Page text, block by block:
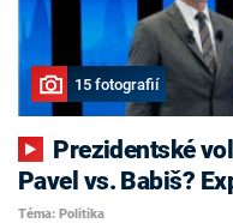
15 fotografií
Pavel vs. Babiš?
Téma: Politika